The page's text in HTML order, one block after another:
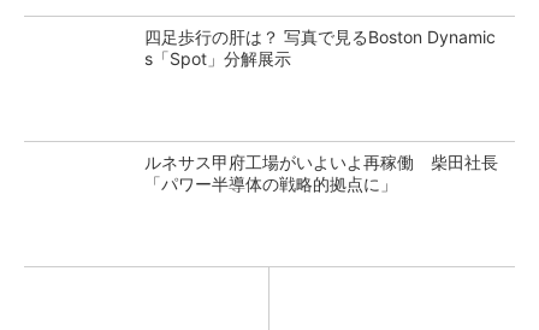
四足歩行の肝は？ 写真で見るBoston Dynamic
s「Spot」分解展示
ルネサス甲府工場がいよいよ再稼働 柴田社長
「パワー半導体の戦略的拠点に」